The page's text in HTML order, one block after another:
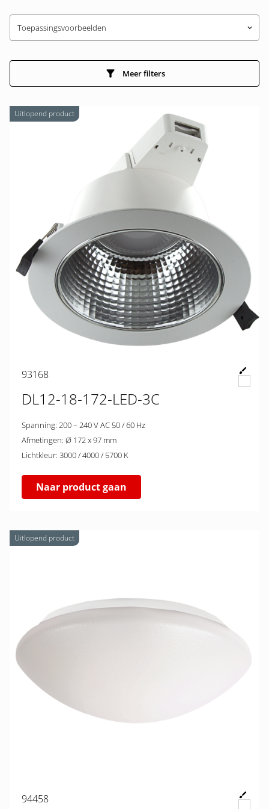
Toepassingsvoorbeelden keyboard_arrow_down
Meer filters
Uitlopend product
93168
DL12-18-172-LED-3C
Spanning: 200 – 240 V AC 50 / 60 Hz
Afmetingen: Ø 172 x 97 mm
Lichtkleur: 3000 / 4000 / 5700 K
Naar product gaan
Uitlopend product
94458